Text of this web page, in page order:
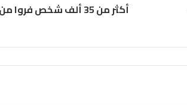
أكثر من 35 ألف شخص فروا من العاصمة الهايتية خلال شهر مارس